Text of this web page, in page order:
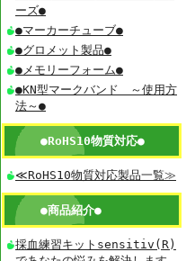
ーズ●
●マーカーチューブ●
●グロメット製品●
●メモリーフォーム●
●KN型マークバンド ～使用方
法～●
●RoHS10物質対応●
≪RoHS10物質対応製品一覧≫
●商品紹介●
採血練習キットsensitiv(R)